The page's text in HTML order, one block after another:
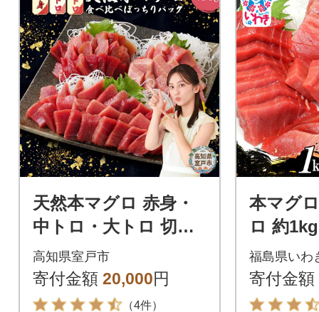
天然本マグロ 赤身・
中トロ・大トロ 切り
落とし刺身用セット
海鮮漬け丼などアレ
ンジさまざま
高知県室戸市
寄付金額 20,000円
（4件）
本マグ
ロ 約
付き
福島県いわ
寄付金額